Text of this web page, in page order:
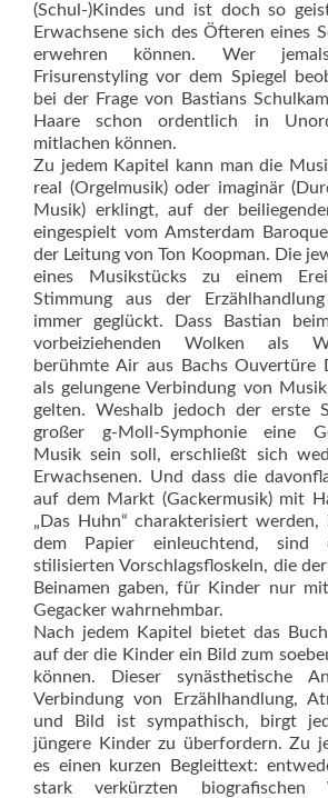
(Schul-)Kindes und ist doch so
Erwachsene sich des Öfteren eines
erwehren können. Wer
Frisurenstyling vor dem Spiegel
bei der Frage von Bastians
Haare schon ordentlich in
mitlachen können.
Zu jedem Kapitel kann man die
real (Orgelmusik) oder imaginär
Musik) erklingt, auf der
eingespielt vom Amsterdam
der Leitung von Ton Koopman. Die
eines Musikstücks zu einem
Stimmung aus der
immer geglückt. Dass Bastian
vorbeiziehenden Wolken als
berühmte Air aus Bachs Ouvertüre
als gelungene Verbindung von
gelten. Weshalb jedoch der erste
großer g-Moll-Symphonie eine
Musik sein soll, erschließt sich
Erwachsenen. Und dass die
auf dem Markt (Gackermusik) mit
„Das Huhn“ charakterisiert
dem Papier einleuchtend,
stilisierten Vorschlagsfloskeln, die
Beinamen gaben, für Kinder nur
Gegacker wahrnehmbar.
Nach jedem Kapitel bietet das
auf der die Kinder ein Bild zum
können. Dieser synästhetische
Verbindung von Erzählhandlung,
und Bild ist sympathisch, birgt
jüngere Kinder zu überfordern. Zu
es einen kurzen Begleittext:
stark verkürzten biografischen